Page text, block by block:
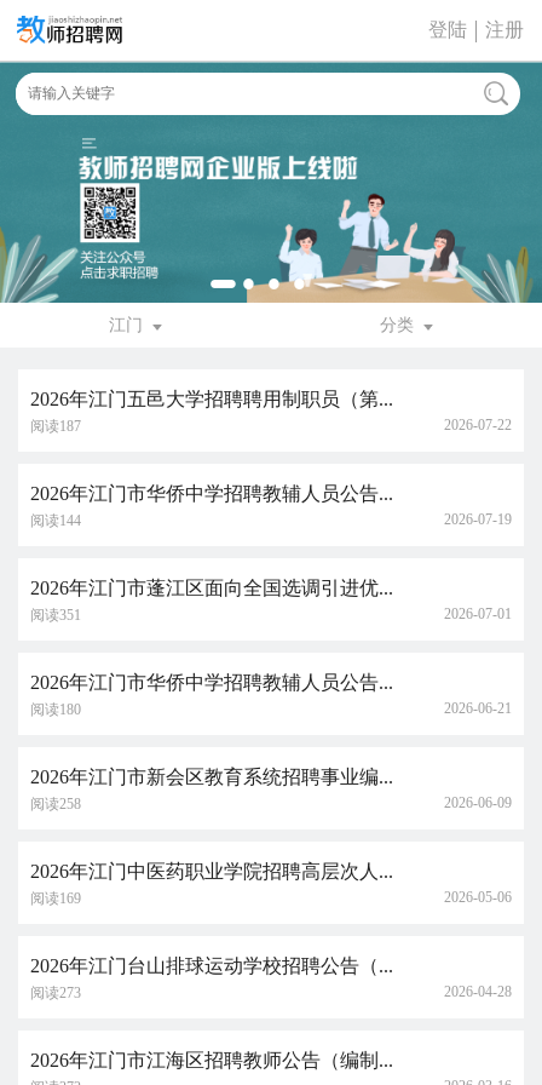
登陆 注册
江门 分类
2026年江门五邑大学招聘聘用制职员（第...
阅读187 2026-07-22
2026年江门市华侨中学招聘教辅人员公告...
阅读144 2026-07-19
2026年江门市蓬江区面向全国选调引进优...
阅读351 2026-07-01
2026年江门市华侨中学招聘教辅人员公告...
阅读180 2026-06-21
2026年江门市新会区教育系统招聘事业编...
阅读258 2026-06-09
2026年江门中医药职业学院招聘高层次人...
阅读169 2026-05-06
2026年江门台山排球运动学校招聘公告（...
阅读273 2026-04-28
2026年江门市江海区招聘教师公告（编制...